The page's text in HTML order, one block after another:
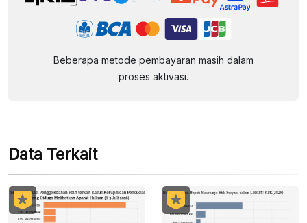
Beberapa metode pembayaran masih dalam
proses aktivasi.
Data Terkait